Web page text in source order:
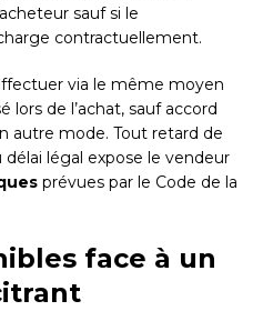
sauf si le
contractuellement.
via le même moyen
lors de l’achat, sauf accord
autre mode. Tout retard de
légal expose le vendeur
prévues par le Code de la
face à un